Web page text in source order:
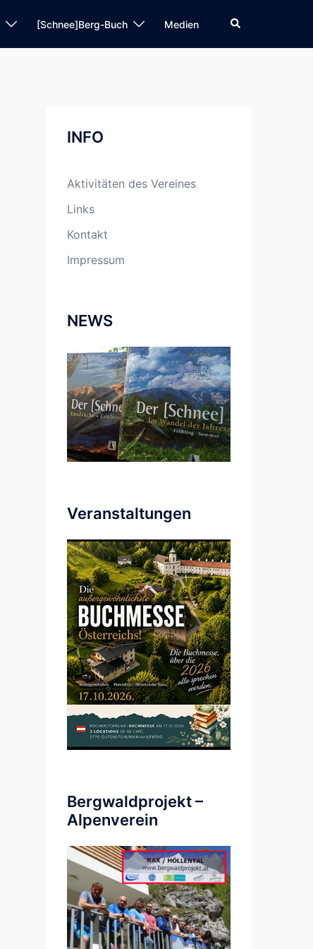
[Schnee]Berg-Buch Medien Suche
INFO
Aktivitäten des Vereines
Links
Kontakt
Impressum
NEWS
Veranstaltungen
Bergwaldprojekt –
Alpenverein